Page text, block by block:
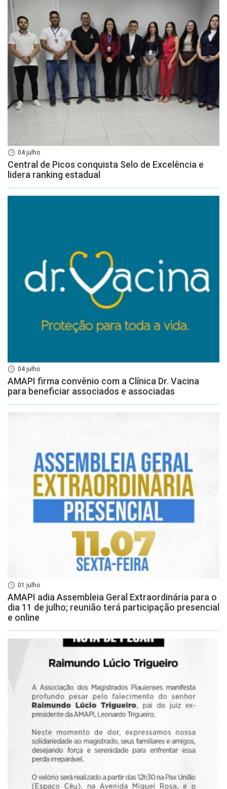
04 julho
Central de Picos conquista Selo de Excelência e
lidera ranking estadual
04 julho
AMAPI firma convênio com a Clínica Dr. Vacina
para beneficiar associados e associadas
01 julho
AMAPI adia Assembleia Geral Extraordinária para o
dia 11 de julho; reunião terá participação presencial
e online